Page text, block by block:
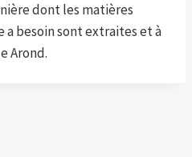
dont les matières
besoin sont extraites et à
Arond.